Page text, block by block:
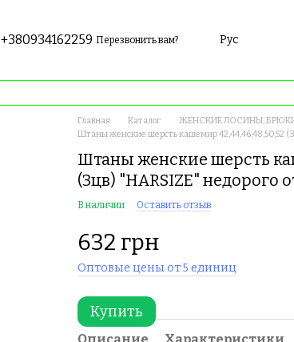
+380934162259 Перезвонить вам? Рус
Главная Каталог ЖЕНСКИЕ ЛОСИНЫ,
Штаны женские шерсть кашемир 42,44,46,48,50,52
Штаны женские шерсть
(3цв) "HARSIZE" недорого
В наличии Оставить отзыв
632 грн
Оптовые цены от 5 единиц
Купить